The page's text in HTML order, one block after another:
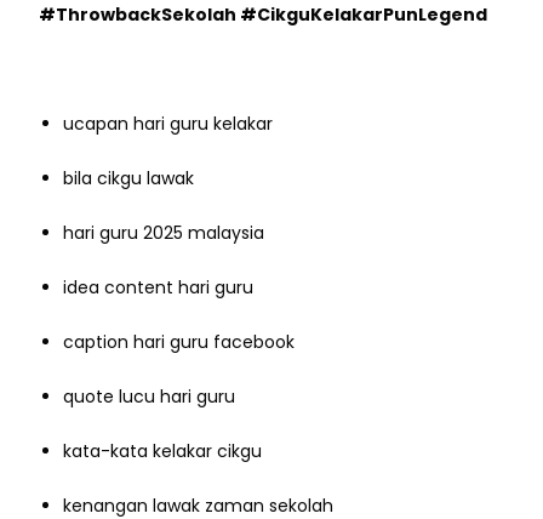
#ThrowbackSekolah #CikguKelakarPunLegend
ucapan hari guru kelakar
bila cikgu lawak
hari guru 2025 malaysia
idea content hari guru
caption hari guru facebook
quote lucu hari guru
kata-kata kelakar cikgu
kenangan lawak zaman sekolah